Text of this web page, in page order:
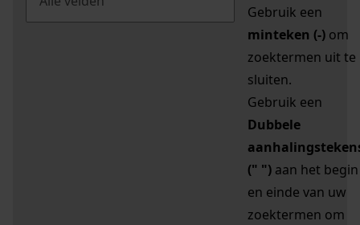
Gebruik een
minteken (-) om
zoektermen uit te
sluiten.
Gebruik een
Dubbele
(" ") aan het begin
en einde van uw
zoektermen om